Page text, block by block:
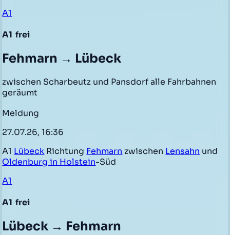
A1
A1 frei
Fehmarn → Lübeck
zwischen Scharbeutz und Pansdorf alle Fahrbahnen
geräumt
Meldung
27.07.26, 16:36
A1 Lübeck Richtung Fehmarn zwischen Lensahn und
Oldenburg in Holstein-Süd
A1
A1 frei
Lübeck → Fehmarn